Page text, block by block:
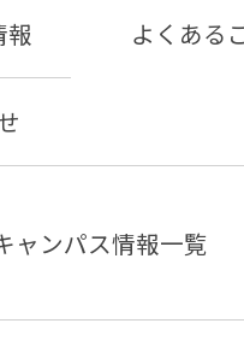
報 よくある
ャンパス情報一覧